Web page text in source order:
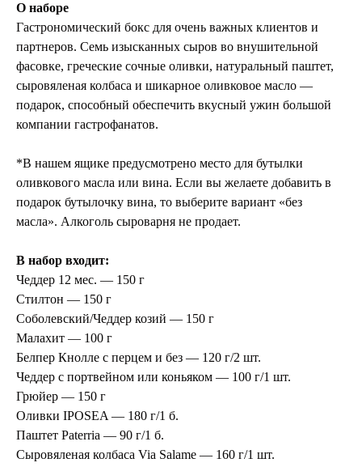
О наборе
Гастрономический бокс для очень важных клиентов и
партнеров. Семь изысканных сыров во внушительной
фасовке, греческие сочные оливки, натуральный паштет,
сыровяленая колбаса и шикарное оливковое масло —
подарок, способный обеспечить вкусный ужин большой
компании гастрофанатов.
*В нашем ящике предусмотрено место для бутылки
оливкового масла или вина. Если вы желаете добавить в
подарок бутылочку вина, то выберите вариант «без
масла». Алкоголь сыроварня не продает.
В набор входит:
Чеддер 12 мес. — 150 г
Стилтон — 150 г
Соболевский/Чеддер козий — 150 г
Малахит — 100 г
Белпер Кнолле с перцем и без — 120 г/2 шт.
Чеддер с портвейном или коньяком — 100 г/1 шт.
Грюйер — 150 г
Оливки IPOSEA — 180 г/1 б.
Паштет Paterria — 90 г/1 б.
Сыровяленая колбаса Via Salame — 160 г/1 шт.